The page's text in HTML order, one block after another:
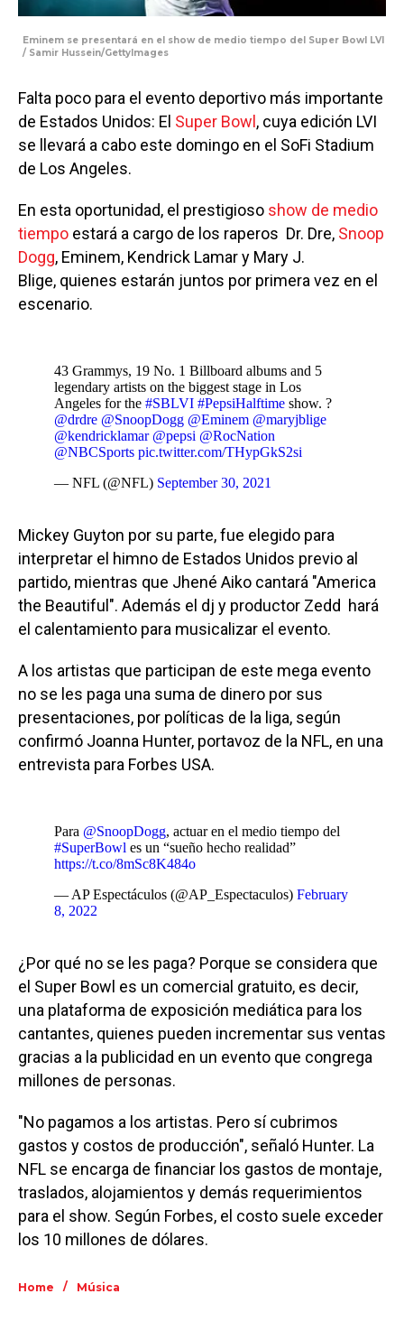
Eminem se presentará en el show de medio tiempo del Super Bowl LVI
/ Samir Hussein/GettyImages
Falta poco para el evento deportivo más importante
de Estados Unidos: El Super Bowl, cuya edición LVI
se llevará a cabo este domingo en el SoFi Stadium
de Los Angeles.
En esta oportunidad, el prestigioso show de medio
tiempo estará a cargo de los raperos Dr. Dre, Snoop
Dogg, Eminem, Kendrick Lamar y Mary J.
Blige, quienes estarán juntos por primera vez en el
escenario.
43 Grammys, 19 No. 1 Billboard albums and 5
legendary artists on the biggest stage in Los
Angeles for the #SBLVI #PepsiHalftime show. ?
@drdre @SnoopDogg @Eminem @maryjblige
@kendricklamar @pepsi @RocNation
@NBCSports pic.twitter.com/THypGkS2si
— NFL (@NFL) September 30, 2021
Mickey Guyton por su parte, fue elegido para
interpretar el himno de Estados Unidos previo al
partido, mientras que Jhené Aiko cantará "America
the Beautiful". Además el dj y productor Zedd hará
el calentamiento para musicalizar el evento.
A los artistas que participan de este mega evento
no se les paga una suma de dinero por sus
presentaciones, por políticas de la liga, según
confirmó Joanna Hunter, portavoz de la NFL, en una
entrevista para Forbes USA.
Para @SnoopDogg, actuar en el medio tiempo del
#SuperBowl es un “sueño hecho realidad”
https://t.co/8mSc8K484o
— AP Espectáculos (@AP_Espectaculos) February
8, 2022
¿Por qué no se les paga? Porque se considera que
el Super Bowl es un comercial gratuito, es decir,
una plataforma de exposición mediática para los
cantantes, quienes pueden incrementar sus ventas
gracias a la publicidad en un evento que congrega
millones de personas.
"No pagamos a los artistas. Pero sí cubrimos
gastos y costos de producción", señaló Hunter. La
NFL se encarga de financiar los gastos de montaje,
traslados, alojamientos y demás requerimientos
para el show. Según Forbes, el costo suele exceder
los 10 millones de dólares.
Home / Música